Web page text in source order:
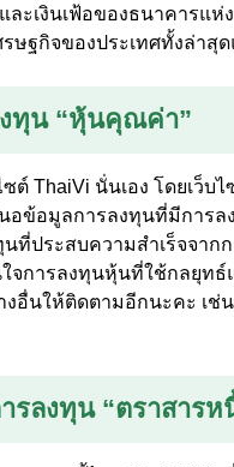
ะเงินเฟ้อของธนาคารแห่
รษฐกิจของประเทศทั้งล่าสุ
ทุน “หุ้นคุณค่า”
ต์ ThaiVi นั่นเอง โดยเว็
อข้อมูลการลงทุนที่มีการ
ประสบความสำเร็จจาก
จการลงทุนหุ้นที่ใช้กลยุท
อื่นให้ติดตามอีกนะคะ เช่น
รลงทุน “ตราสารห